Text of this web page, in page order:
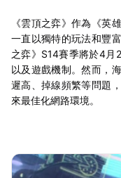
《雲頂之弈》作為《英
一直以獨特的玩法和豐
之弈》S14賽季將於4月
以及遊戲機制。然而，
遲高、掉線頻繁等問題
來最佳化網路環境。